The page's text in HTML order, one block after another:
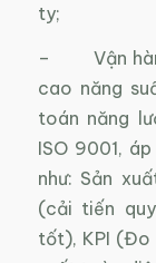
ty;
– Vận hành
cao năng
toán năng
ISO 9001,
như: Sản
(cải tiến
tốt), KPI (Đo